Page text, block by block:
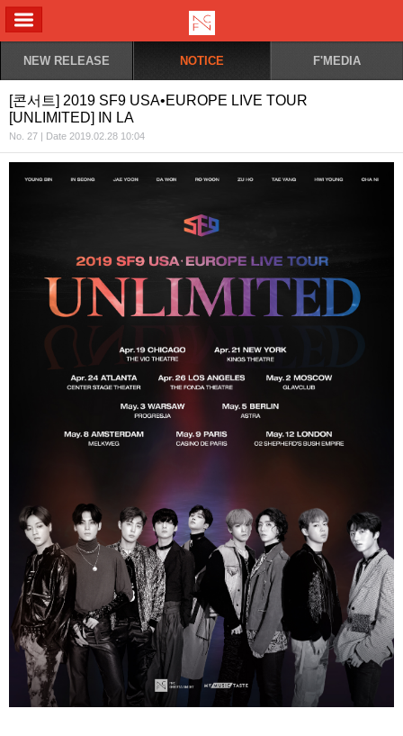
NEW RELEASE NOTICE F'MEDIA
[콘서트] 2019 SF9 USA•EUROPE LIVE TOUR
[UNLIMITED] IN LA
No. 27 | Date 2019.02.28 10:04